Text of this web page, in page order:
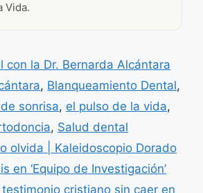
Vida.
con la Dr. Bernarda Alcántara
, Blanqueamiento Dental,
sonrisa, el pulso de la vida,
, Salud dental
olvida | Kaleidoscopio Dorado
en ‘Equipo de Investigación’
cristiano sin caer en